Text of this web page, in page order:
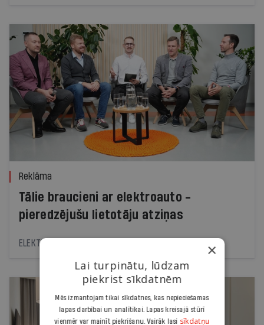
Reklāma
Tālie braucieni ar elektroauto -
pieredzējušu lietotāju atziņas
ELEKTRUM ×
Lai turpinātu, lūdzam
piekrist sīkdatnēm
Mēs izmantojam tikai sīkdatnes, kas nepieciešamas
lapas darbībai un analītikai. Lapas kreisajā stūrī
vienmēr var mainīt piekrišanu. Vairāk lasi sīkdatņu